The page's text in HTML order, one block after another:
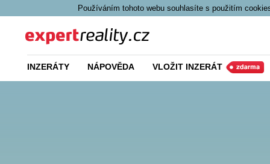
Používáním tohoto webu souhlasíte s použitím
INZERÁTY NÁPOVĚDA VLOŽIT INZERÁT